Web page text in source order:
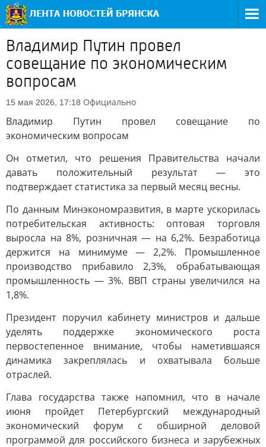
Владимир Путин провел
совещание по экономическим
вопросам
15 мая 2026, 17:18 Официально
Владимир Путин провел совещание по
экономическим вопросам
Он отметил, что решения Правительства начали
давать положительный результат — это
подтверждает статистика за первый месяц весны.
По данным Минэкономразвития, в марте ускорилась
потребительская активность: оптовая торговля
выросла на 8%, розничная — на 6,2%. Безработица
держится на минимуме — 2,2%. Промышленное
производство прибавило 2,3%, обрабатывающая
промышленность — 3%. ВВП страны увеличился на
1,8%.
Президент поручил кабинету министров и дальше
уделять поддержке экономического роста
первостепенное внимание, чтобы наметившаяся
динамика закреплялась и охватывала больше
отраслей.
Глава государства также напомнил, что в начале
июня пройдет Петербургский международный
экономический форум с обширной деловой
программой для российского бизнеса и зарубежных